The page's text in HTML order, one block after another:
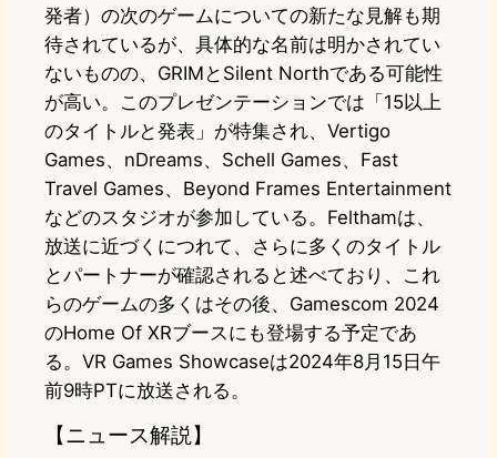
発者）の次のゲームについての新たな見解も期
待されているが、具体的な名前は明かされてい
ないものの、GRIMとSilent Northである可能性
が高い。このプレゼンテーションでは「15以上
のタイトルと発表」が特集され、Vertigo
Games、nDreams、Schell Games、Fast
Travel Games、Beyond Frames Entertainment
などのスタジオが参加している。Felthamは、
放送に近づくにつれて、さらに多くのタイトル
とパートナーが確認されると述べており、これ
らのゲームの多くはその後、Gamescom 2024
のHome Of XRブースにも登場する予定であ
る。VR Games Showcaseは2024年8月15日午
前9時PTに放送される。
【ニュース解説】